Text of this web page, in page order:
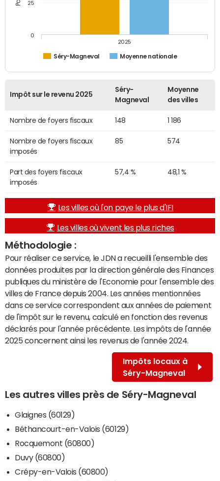
Séry-Magneval Moyenne nationale
2025
0
25
Impôt sur le revenu 2025
Séry-
Magneval
Moyenne
des villes
Nombre de foyers fiscaux 148 1 186
Nombre de foyers fiscaux
imposés
85 574
Part des foyers fiscaux
imposés
57,4 % 48,1 %
Les villes où l'on paye le plus d'IFI
Les villes où vivent les plus riches
Méthodologie :
Pour réaliser ce service, le JDN a recueilli l'ensemble des
données produites par la direction générale des Finances
publiques du ministère de l'Economie pour l'ensemble des
villes de France depuis 2004. Les années mentionnées
dans ce service correspondent aux années de paiement
de l'impôt sur le revenu, calculé en fonction des revenus
déclarés pour l'année précédente. Les impôts de l'année
2025 concernent ainsi les revenus de l'année 2024.
Impôts locaux à
Séry-Magneval
Les autres villes près de Séry-Magneval
Glaignes (60129)
Béthancourt-en-Valois (60129)
Rocquemont (60800)
Duvy (60800)
Crépy-en-Valois (60800)